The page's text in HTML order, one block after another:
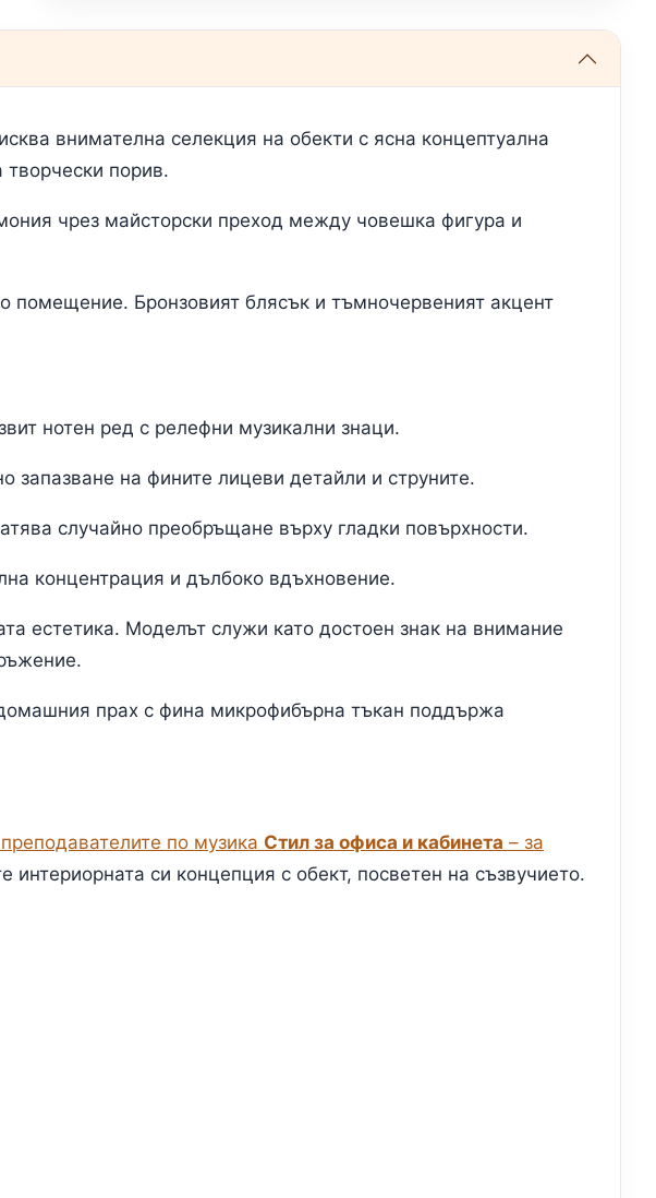
внимателна селекция на обекти с ясна концептуална
творчески порив.
чрез майсторски преход между човешка фигура и
помещение. Бронзовият блясък и тъмночервеният акцент
нотен ред с релефни музикални знаци.
запазване на фините лицеви детайли и струните.
случайно преобръщане върху гладки повърхности.
концентрация и дълбоко вдъхновение.
естетика. Моделът служи като достоен знак на внимание
прах с фина микрофибърна тъкан поддържа
по музика Стил за офиса и кабинета – за
интериорната си концепция с обект, посветен на съзвучието.